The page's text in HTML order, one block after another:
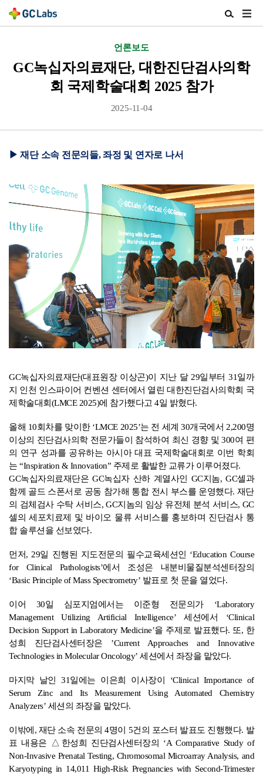
검
색
언론보도
GC녹십자의료재단, 대한진단검사의학
회 국제학술대회 2025 참가
2025-11-04
▶ 재단 소속 전문의들, 좌정 및 연자로 나서
GC녹십자의료재단(대표원장 이상곤)이 지난 달 29일부터 31일까
지 인천 인스파이어 컨벤션 센터에서 열린 대한진단검사의학회 국
제학술대회(LMCE 2025)에 참가했다고 4일 밝혔다.
올해 10회차를 맞이한 ‘LMCE 2025’는 전 세계 30개국에서 2,200명
이상의 진단검사의학 전문가들이 참석하여 최신 경향 및 300여 편
의 연구 성과를 공유하는 아시아 대표 국제학술대회로 이번 학회
는 “Inspiration & Innovation” 주제로 활발한 교류가 이루어졌다.
GC녹십자의료재단은 GC녹십자 산하 계열사인 GC지놈, GC셀과
함께 골드 스폰서로 공동 참가해 통합 전시 부스를 운영했다. 재단
의 검체검사 수탁 서비스, GC지놈의 임상 유전체 분석 서비스, GC
셀의 세포치료제 및 바이오 물류 서비스를 홍보하며 진단검사 통
합 솔루션을 선보였다.
먼저, 29일 진행된 지도전문의 필수교육세션인 ‘Education Course
for Clinical Pathologists’에서 조성은 내분비물질분석센터장의
‘Basic Principle of Mass Spectrometry’ 발표로 첫 문을 열었다.
이어 30일 심포지엄에서는 이준형 전문의가 ‘Laboratory
Management Utilizing Artificial Intelligence’ 세션에서 ‘Clinical
Decision Support in Laboratory Medicine’을 주제로 발표했다. 또, 한
성희 진단검사센터장은 ’Current Approaches and Innovative
Technologies in Molecular Oncology’ 세션에서 좌장을 맡았다.
마지막 날인 31일에는 이은희 이사장이 ‘Clinical Importance of
Serum Zinc and Its Measurement Using Automated Chemistry
Analyzers’ 세션의 좌장을 맡았다.
이밖에, 재단 소속 전문의 4명이 5건의 포스터 발표도 진행했다. 발
표 내용은 △한성희 진단검사센터장의 ‘A Comparative Study of
Non-Invasive Prenatal Testing, Chromosomal Microarray Analysis, and
Karyotyping in 14,011 High-Risk Pregnancies with Second-Trimester